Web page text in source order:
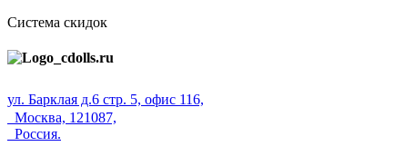
Система скидок
ул. Барклая д.6 стр. 5, офис 116,
Москва, 121087,
Россия.